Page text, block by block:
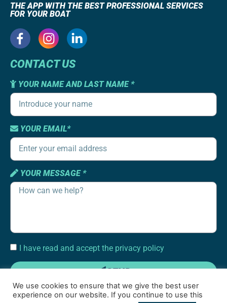
THE APP WITH THE BEST PROFESSIONAL SERVICES
FOR YOUR BOAT
CONTACT US
YOUR NAME AND LAST NAME *
YOUR EMAIL*
YOUR MESSAGE *
I have read and accept the privacy policy
SEND
We use cookies to ensure that we give the best user
experience on our website. If you continue to use this